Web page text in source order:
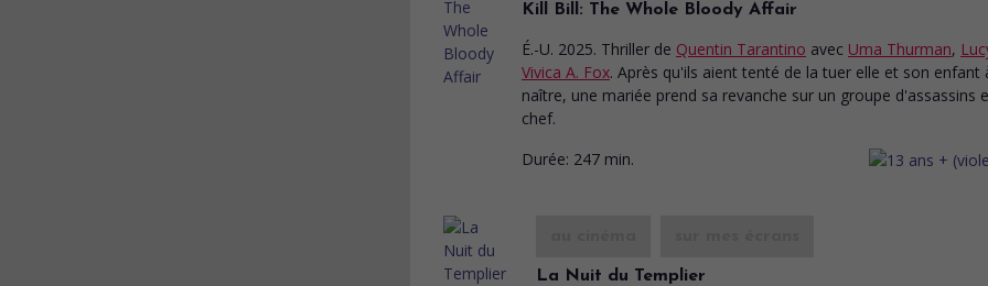
Kill Bill: The Whole Bloody Affair
É.-U. 2025. Thriller de Quentin Tarantino avec Uma Thurman,
Vivica A. Fox. Après qu'ils aient tenté de la tuer elle et son enfant
naître, une mariée prend sa revanche sur un groupe d'assassins
chef.
Durée: 247 min.
La Nuit du Templier